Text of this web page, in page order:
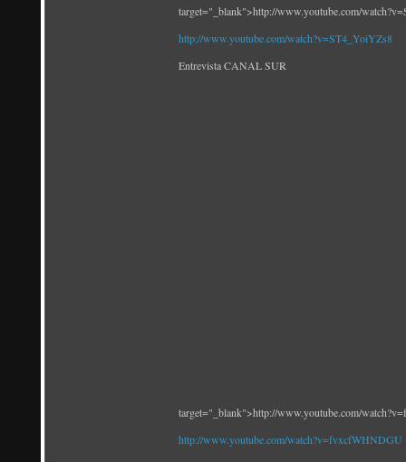
target="_blank">http://www.youtube.com/
http://www.youtube.com/watch?v=ST4_YoiYZs8
Entrevista CANAL SUR
target="_blank">http://www.youtube.com/
http://www.youtube.com/watch?v=fvxcfWHNDGU